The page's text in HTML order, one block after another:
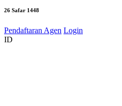
26 Safar 1448
Pendaftaran Agen Login
ID